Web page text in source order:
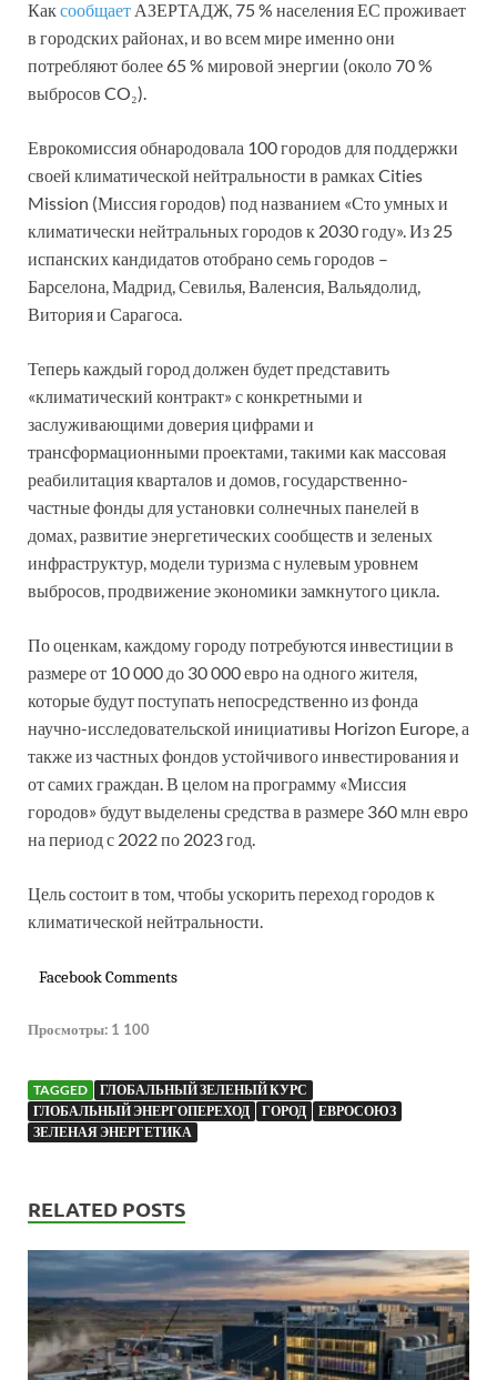
Каксообщает АЗЕРТАДЖ, 75 % населения ЕС проживает
в городских районах, и во всем мире именно они
потребляют более 65 % мировой энергии (около 70 %
выбросов CO₂).
Еврокомиссия обнародовала 100 городов для поддержки
своей климатической нейтральности в рамках Cities
Mission (Миссия городов) под названием «Сто умных и
климатически нейтральных городов к 2030 году». Из 25
испанских кандидатов отобрано семь городов –
Барселона, Мадрид, Севилья, Валенсия, Вальядолид,
Витория и Сарагоса.
Теперь каждый город должен будет представить
«климатический контракт» с конкретными и
заслуживающими доверия цифрами и
трансформационными проектами, такими как массовая
реабилитация кварталов и домов, государственно-
частные фонды для установки солнечных панелей в
домах, развитие энергетических сообществ и зеленых
инфраструктур, модели туризма с нулевым уровнем
выбросов, продвижение экономики замкнутого цикла.
По оценкам, каждому городу потребуются инвестиции в
размере от 10 000 до 30 000 евро на одного жителя,
которые будут поступать непосредственно из фонда
научно-исследовательской инициативы Horizon Europe, а
также из частных фондов устойчивого инвестирования и
от самих граждан. В целом на программу «Миссия
городов» будут выделены средства в размере 360 млн евро
на период с 2022 по 2023 год.
Цель состоит в том, чтобы ускорить переход городов к
климатической нейтральности.
Facebook Comments
Просмотры: 1 100
TAGGED
ГЛОБАЛЬНЫЙ ЗЕЛЕНЫЙ КУРС
ГЛОБАЛЬНЫЙ ЭНЕРГОПЕРЕХОД
ГОРОД
ЕВРОСОЮЗ
ЗЕЛЕНАЯ ЭНЕРГЕТИКА
RELATED POSTS